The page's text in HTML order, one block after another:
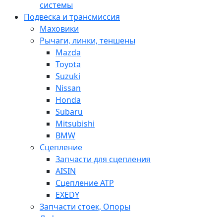
системы
Подвеска и трансмиссия
Маховики
Рычаги, линки, теншены
Mazda
Toyota
Suzuki
Nissan
Honda
Subaru
Mitsubishi
BMW
Сцепление
Запчасти для сцепления
AISIN
Сцепление ATP
EXEDY
Запчасти стоек, Опоры